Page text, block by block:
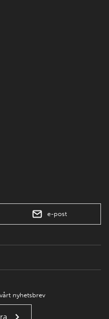
e-post
nyhetsbrev